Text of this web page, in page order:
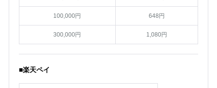
100,000円 648円
300,000円 1,080円
■楽天ペイ